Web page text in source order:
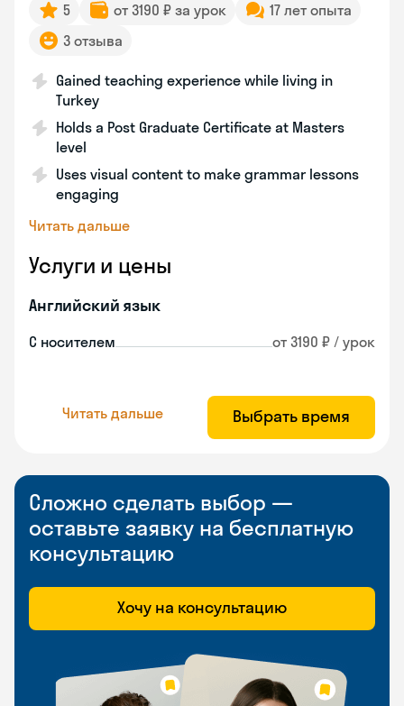
5 от 3190 ₽ за урок
17 лет опыта
3 отзыва
Gained teaching experience while living in
Turkey
Holds a Post Graduate Certificate at Masters
level
Uses visual content to make grammar lessons
engaging
Читать дальше
Услуги и цены
Английский язык
С носителем от 3190 ₽ / урок
Читать дальше Выбрать время
Сложно сделать выбор —
оставьте заявку на бесплатную
консультацию
Хочу на консультацию